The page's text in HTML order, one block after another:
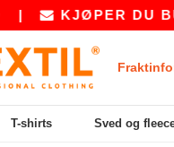
KJØPER DU
T-shirts Sved og